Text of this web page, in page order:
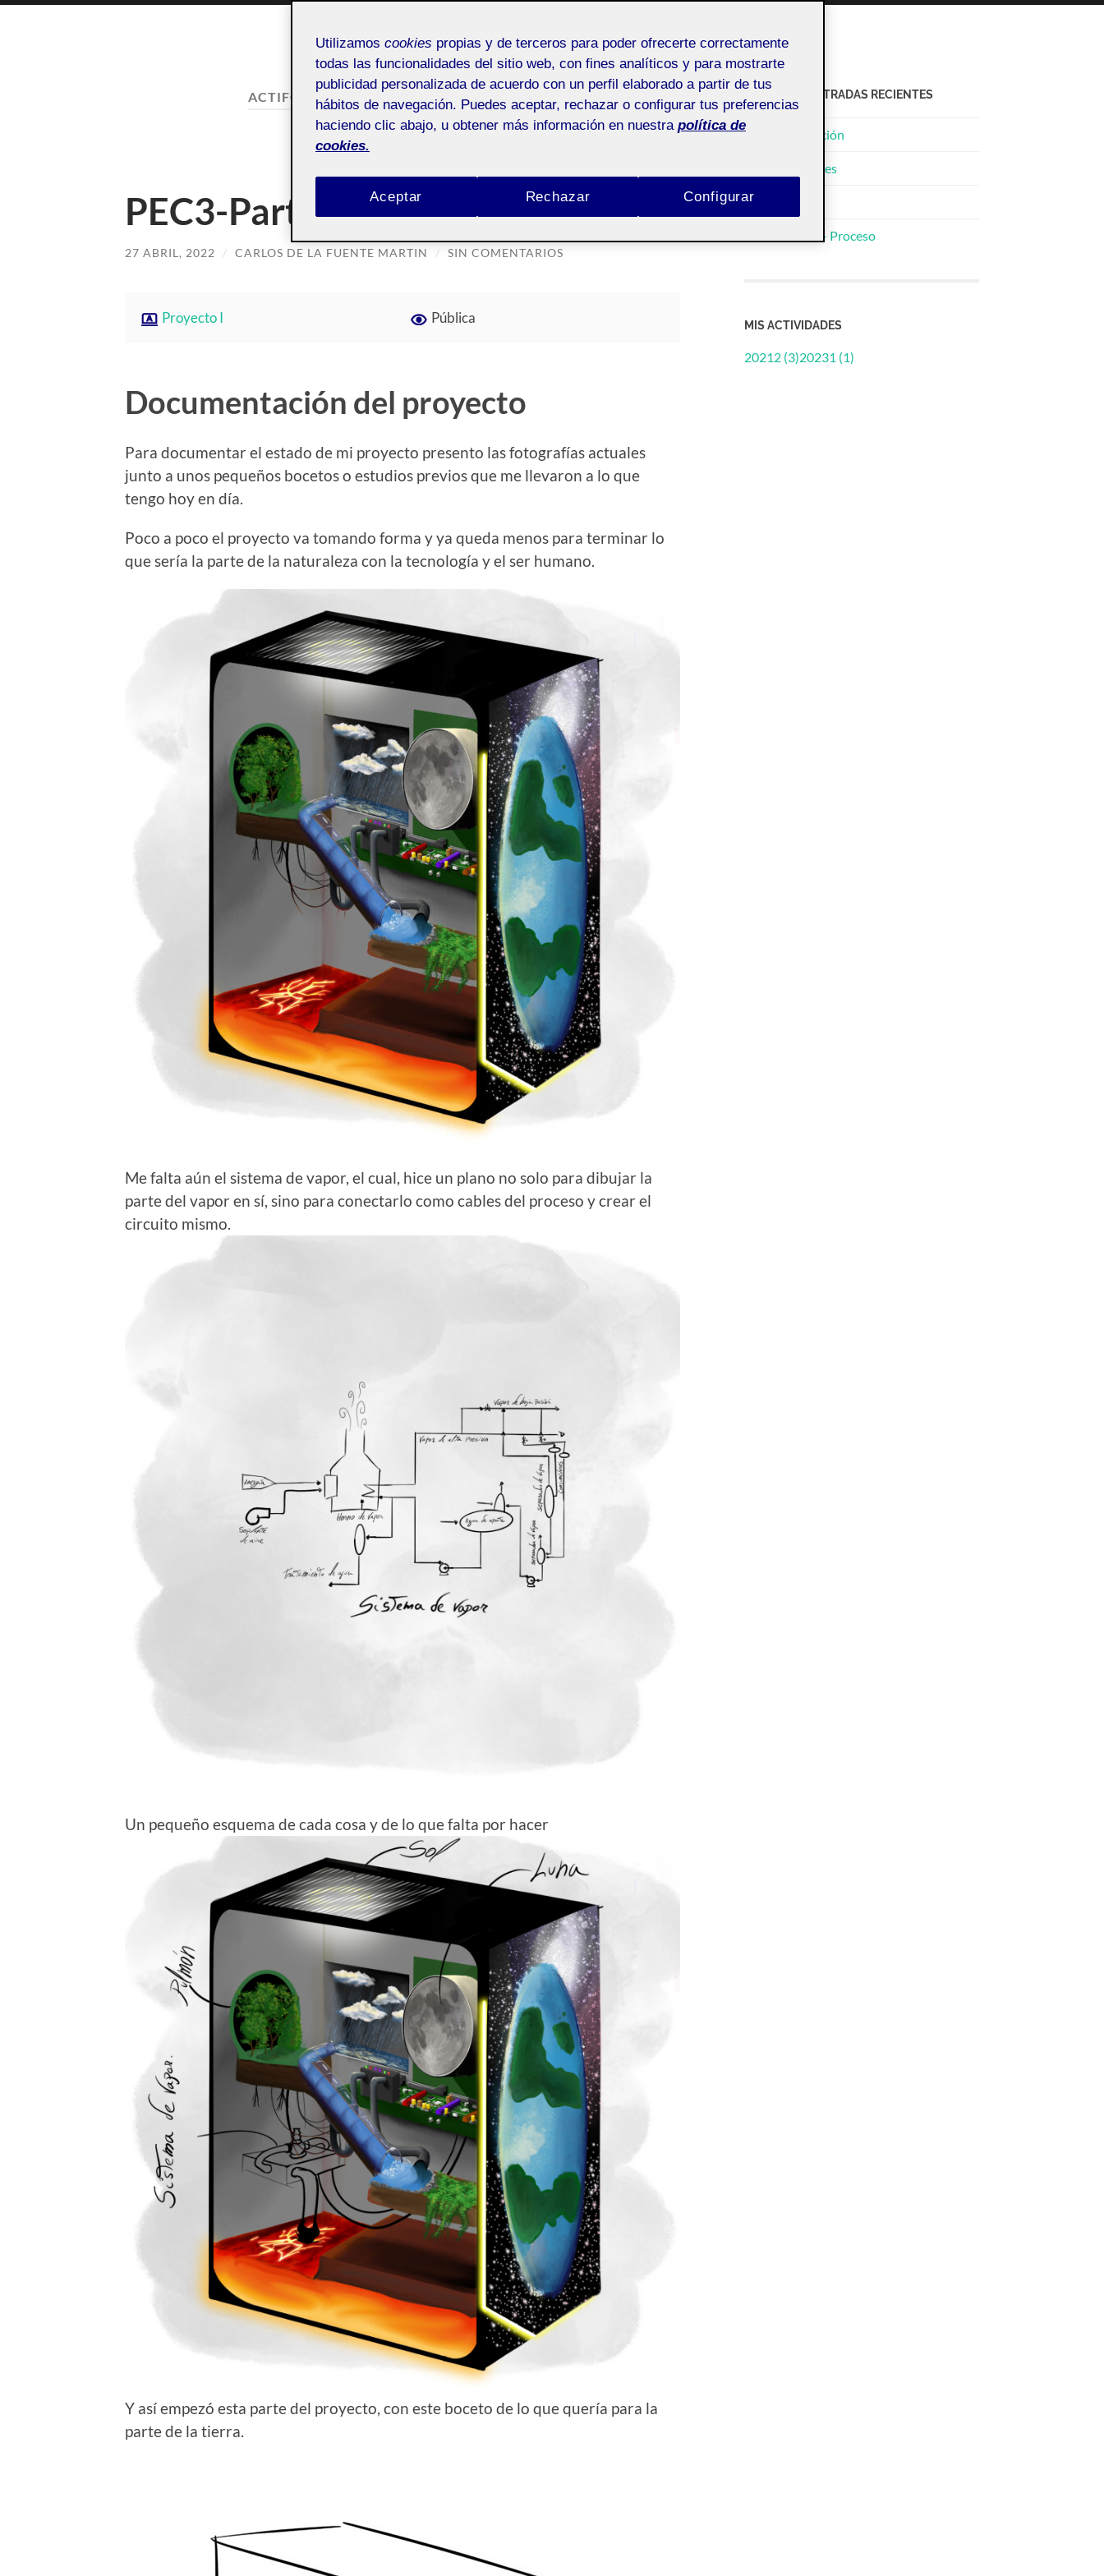
ACTIFOLIO:PEC 3: CAMINO - METODOLOGÍA
PEC 3: Camino – Metodología
PEC3-Parte 3- Proceso
27 ABRIL, 2022 / CARLOS DE LA FUENTE MARTIN / SIN COMENTARIOS
Proyecto I Pública
Documentación del proyecto
Para documentar el estado de mi proyecto presento las fotografías actuales
junto a unos pequeños bocetos o estudios previos que me llevaron a lo que
tengo hoy en día.
Poco a poco el proyecto va tomando forma y ya queda menos para terminar lo
que sería la parte de la naturaleza con la tecnología y el ser humano.
Me falta aún el sistema de vapor, el cual, hice un plano no solo para dibujar la
parte del vapor en sí, sino para conectarlo como cables del proceso y crear el
circuito mismo.
Un pequeño esquema de cada cosa y de lo que falta por hacer
Y así empezó esta parte del proyecto, con este boceto de lo que quería para la
parte de la tierra.
ACTIFOLIO ENTRADAS RECIENTES
PR Videocreación
Vitales vivientes
Espejo
PEC3-Parte 3- Proceso
MIS ACTIVIDADES
20212 (3)20231 (1)
Utilizamos cookies propias y de terceros para poder ofrecerte correctamente
todas las funcionalidades del sitio web, con fines analíticos y para mostrarte
publicidad personalizada de acuerdo con un perfil elaborado a partir de tus
hábitos de navegación. Puedes aceptar, rechazar o configurar tus preferencias
haciendo clic abajo, u obtener más información en nuestra política de
cookies.
Rechazar
Aceptar Configurar